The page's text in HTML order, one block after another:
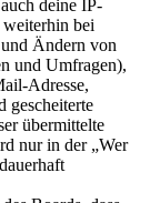
deine IP-
bei
Ändern von
und Umfragen),
Adresse,
gescheiterte
übermittelte
nur in der „Wer